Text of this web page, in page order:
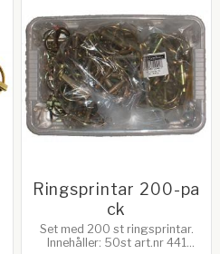
Ringsprintar 200-pa
ck
Set med 200 st ringsprintar.
Innehåller: 50st art.nr 441